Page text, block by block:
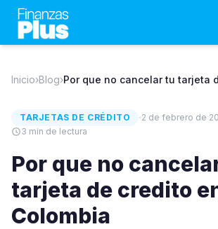
Inicio›Blog›Por que no cancelar tu tarjeta
TARJETAS DE CRÉDITO ·2 de febrero de
3 min de lectura
Por que no
tarjeta de credito
Colombia